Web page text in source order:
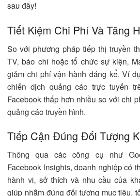
sau đây!
Tiết Kiệm Chi Phí Và Tăng
So với phương pháp tiếp thị truyền
TV, báo chí hoặc tổ chức sự kiện,
giảm chi phí vận hành đáng kể. Ví
chiến dịch quảng cáo trực tuyến
Facebook thấp hơn nhiều so với chi
quảng cáo truyền hình.
Tiếp Cận Đúng Đối Tượng
Thông qua các công cụ như
Facebook Insights, doanh nghiệp có
hành vi, sở thích và nhu cầu của
giúp nhắm đúng đối tượng mục tiêu,